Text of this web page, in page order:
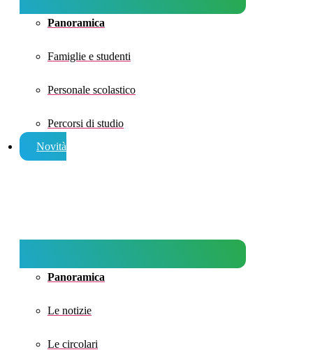
Panoramica
Famiglie e studenti
Personale scolastico
Percorsi di studio
Novità
Panoramica
Le notizie
Le circolari